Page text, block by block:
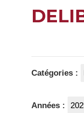
Catégories :
Années :